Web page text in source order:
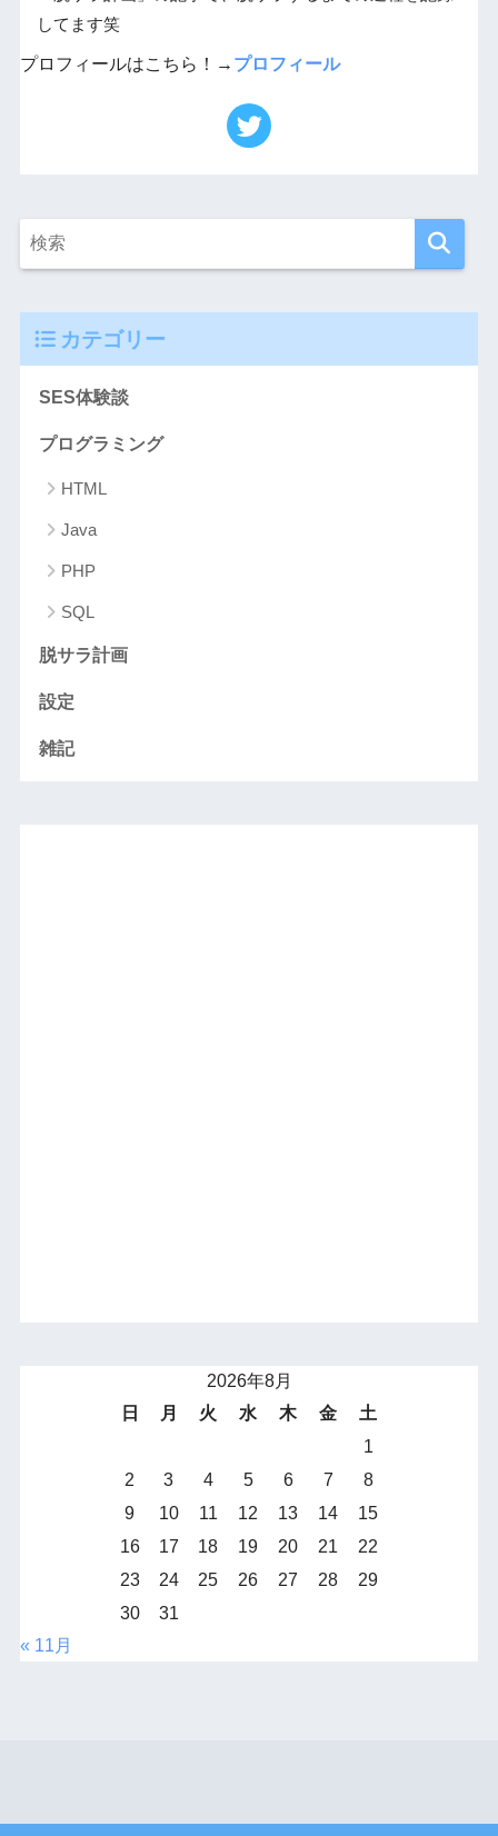
してます笑
プロフィールはこちら！→ プロフィール
カテゴリー
SES体験談
プログラミング
HTML
Java
PHP
SQL
脱サラ計画
設定
雑記
2026年8月
日
月 火 水 木 金
土
1
2
3 4 5 6 7
8
9
10 11 12 13 14
15
16
17 18 19 20 21
22
23
24 25 26 27 28
29
30
31
« 11月